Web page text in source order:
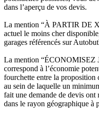
dans l’aperçu de vos devis.
La mention “À PARTIR DE
actuel le moins cher
garages référencés sur
La mention “ÉCONOMISEZ
correspond à l’économie
fourchette entre la proposition
au sein de laquelle un
fait une demande de devis ont
dans le rayon géographique à